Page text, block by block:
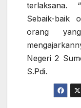
terlaksana.
Sebaik-baik
orang
Negeri 2
S.Pdi.